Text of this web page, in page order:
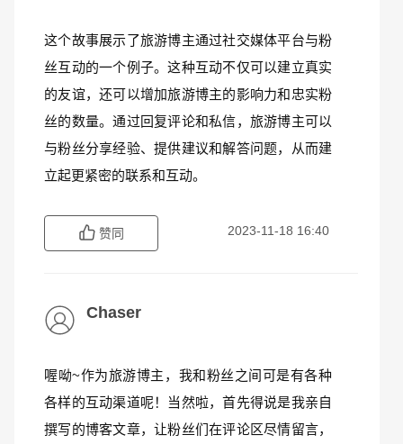
这个故事展示了旅游博主通过社交媒体平台与粉
丝互动的一个例子。这种互动不仅可以建立真实
的友谊，还可以增加旅游博主的影响力和忠实粉
丝的数量。通过回复评论和私信，旅游博主可以
与粉丝分享经验、提供建议和解答问题，从而建
立起更紧密的联系和互动。
赞同 2023-11-18 16:40
Chaser
喔呦~作为旅游博主，我和粉丝之间可是有各种
各样的互动渠道呢！当然啦，首先得说是我亲自
撰写的博客文章，让粉丝们在评论区尽情留言，